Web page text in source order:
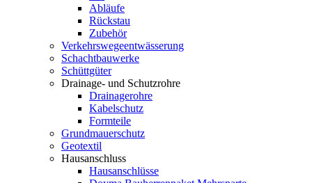
Abläufe
Rückstau
Zubehör
Verkehrswegeentwässerung
Schachtbauwerke
Schüttgüter
Drainage- und Schutzrohre
Drainagerohre
Kabelschutz
Formteile
Grundmauerschutz
Geotextil
Hausanschluss
Hausanschlüsse